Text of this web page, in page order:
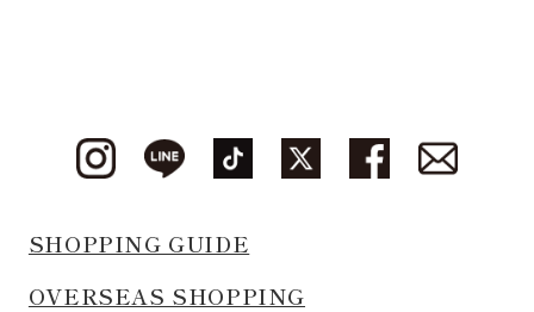
SHOPPING GUIDE
OVERSEAS SHOPPING